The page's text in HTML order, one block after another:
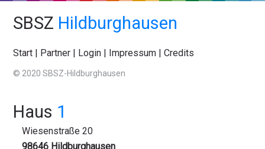
SBSZ Hildburghausen
Start | Partner | Login | Impressum |Credits
© 2020 SBSZ-Hildburghausen
Haus 1
Wiesenstraße 20
98646 Hildburghausen